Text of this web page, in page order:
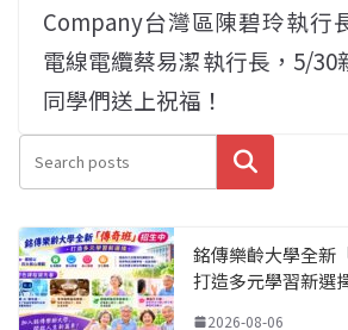
Company台灣區陳碧玲執行
電線電纜蔡易潔執行長，5/30
同學們送上祝福！
搜尋
銘傳樂齡大學全新
打造多元學習新選
2026-08-06